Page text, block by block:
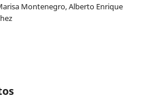
Montenegro, Alberto Enrique